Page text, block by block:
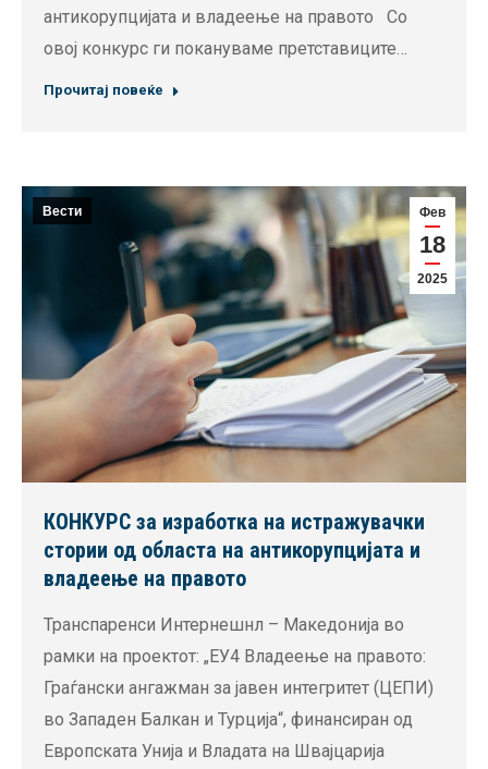
антикорупцијата и владеење на правото Со
овој конкурс ги покануваме претставиците…
Прочитај повеќе
Фев
18
2025
Вести
КОНКУРС за изработка на истражувачки
стории од областа на антикорупцијата и
владеење на правото
Транспаренси Интернешнл – Македонија во
рамки на проектот: „ЕУ4 Владеење на правото:
Граѓански ангажман за јавен интегритет (ЦЕПИ)
во Западен Балкан и Турција“, финансиран од
Европската Унија и Владата на Швајцарија